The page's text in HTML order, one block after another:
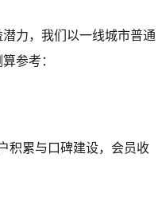
力，我们以一线城市普通
参考：
积累与口碑建设，会员收